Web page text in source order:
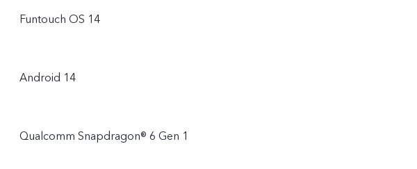
Funtouch OS 14
Android 14
Qualcomm Snapdragon® 6 Gen 1